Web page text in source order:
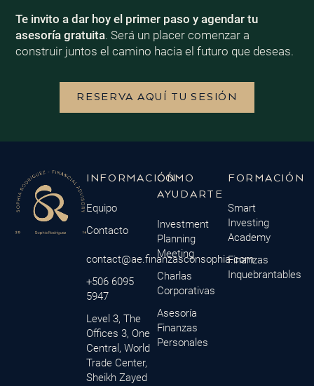
Te invito a dar hoy el primer paso y agendar tu
asesoría gratuita. Será un placer comenzar a
construir juntos el camino hacia el futuro que deseas.
RESERVA AQUÍ TU SESIÓN
INFORMACIÓN
Equipo
Contacto
contact@ae.finanzasconsophia.com
+506 6095
5947
Level 3, The
Offices 3, One
Central, World
Trade Center,
Sheikh Zayed
CÓMO
AYUDARTE
Investment
Planning
Meeting
Charlas
Corporativas
Asesoría
Finanzas
Personales
FORMACIÓN
Smart
Investing
Academy
Finanzas
Inquebrantables